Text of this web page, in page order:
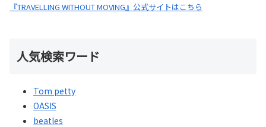
『TRAVELLING WITHOUT MOVING』公式サイトはこちら
人気検索ワード
Tom petty
OASIS
beatles